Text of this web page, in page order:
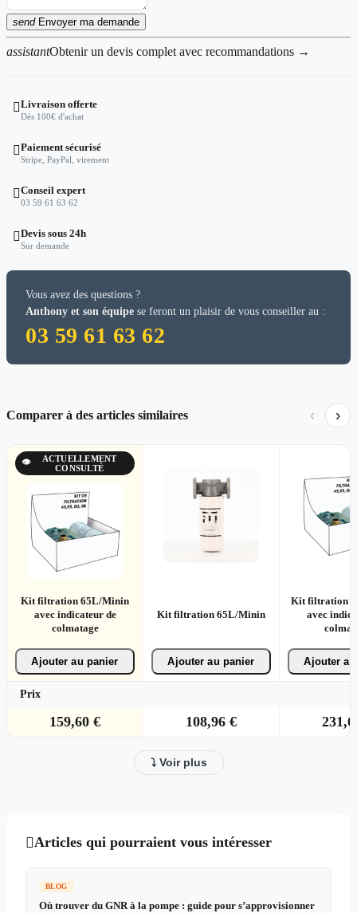
sendEnvoyer ma demande
assistantObtenir un devis complet avec recommandations →
Livraison offerte
Dès 100€ d'achat
Paiement sécurisé
Stripe, PayPal, virement
Conseil expert
03 59 61 63 62
Devis sous 24h
Sur demande
Vous avez des questions ?
Anthony et son équipe se feront un plaisir de vous conseiller au :
03 59 61 63 62
Comparer à des articles similaires ‹ ›
👁
ACTUELLEMENT
CONSULTÉ
Kit filtration 65L/Minin
avec indicateur de
colmatage
Kit filtration 65L/Minin
Kit filtration
avec
Ajouter au panier Ajouter au panier Ajouter
Prix
159,60 € 108,96 €
⤵ Voir plus
Articles qui pourraient vous intéresser
BLOG
Où trouver du GNR à la pompe : guide pour s’approvisionner